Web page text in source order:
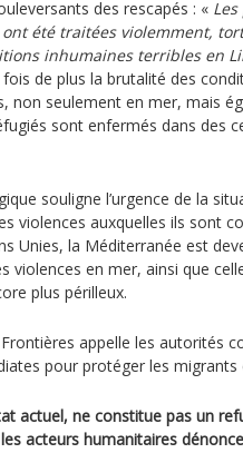
des rescapés : «
été traitées violemment,
inhumaines terribles en
de plus la brutalité des
non seulement en mer, mais
sont enfermés dans des
souligne l’urgence de la
violences auxquelles ils sont
Unies, la Méditerranée est
violences en mer, ainsi que
plus périlleux.
appelle les autorités
pour protéger les migrants
actuel, ne constitue pas un
acteurs humanitaires